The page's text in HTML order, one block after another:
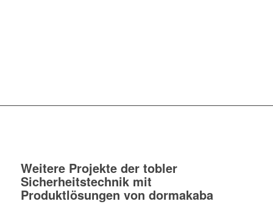
Weitere Projekte der tobler
Sicherheitstechnik mit
Produktlösungen von dormakaba